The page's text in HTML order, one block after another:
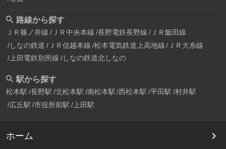
路線から探す
ＪＲ篠ノ井線 ＪＲ中央本線 長野電鉄長野線 ＪＲ飯田線
しなの鉄道 ＪＲ信越本線 松本電気鉄道上高地線
ＪＲ大糸線
上田電鉄別所線 しなの鉄道北しなの
駅から探す
松本駅 長野駅 北松本駅 南松本駅 西松本駅 平田駅 村井駅
広丘駅 市役所前駅 上田駅
ホーム